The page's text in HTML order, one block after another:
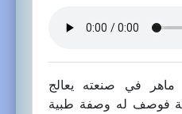
في صنعته يعالج
فوصف له وصفة طبية